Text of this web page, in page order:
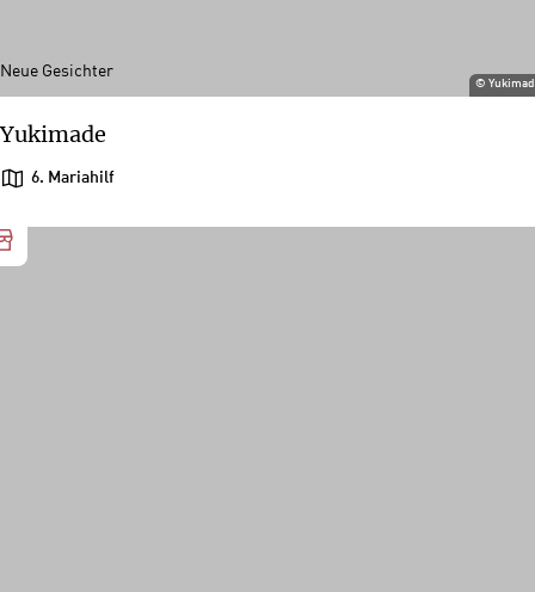
©
Neue Gesichter
Yukimade
6. Mariahilf